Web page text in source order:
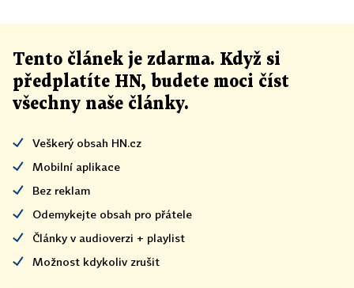
Tento článek je zdarma. Když si
předplatíte HN, budete moci číst
všechny naše články.
Veškerý obsah HN.cz
Mobilní aplikace
Bez reklam
Odemykejte obsah pro přátele
Články v audioverzi + playlist
Možnost kdykoliv zrušit